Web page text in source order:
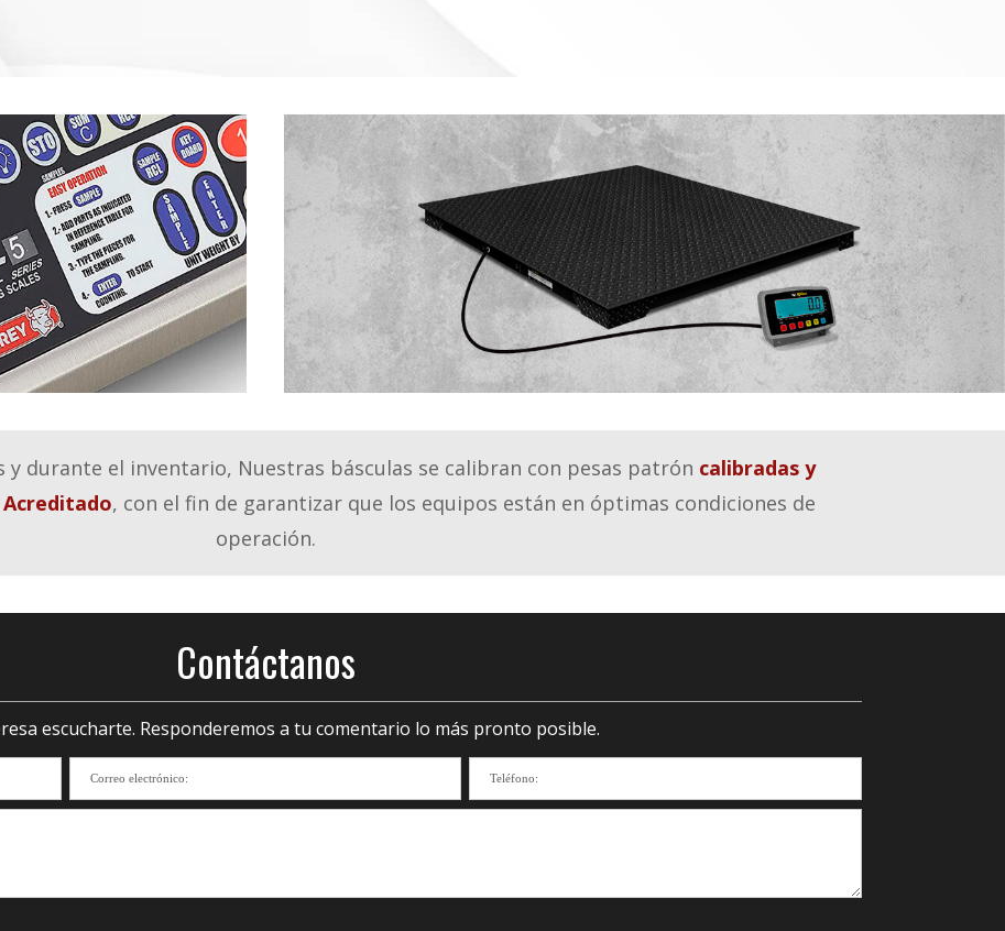
y durante el inventario, Nuestras básculas se calibran con pesas patrón calibradas y
, con el fin de garantizar que los equipos están en óptimas condiciones de
operación.
Contáctanos
escucharte. Responderemos a tu comentario lo más pronto posible.